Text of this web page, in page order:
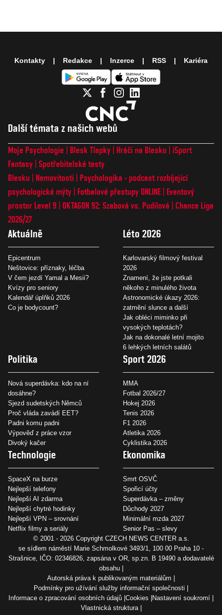
Další témata z našich webů
Moje Psychologie Blesk Tlapky Hráči na Blesku
iSport
Fantasy Spotřebitelské testy
Blesku
Nemovitosti
Psychologika - podcast rozbíjející
psychologické mýty
Fotbalové přestupy ONLINE
Eventový
prostor Level 9 OKTAGON 92: Szabová vs. Pudilová
Chance Liga
2026/27
Aktuálně
Epicentrum
Neštovice: příznaky, léčba
V čem jezdí Yamal a Mesii?
Kvízy pro seniory
Kalendář úplňků 2026
Co je bodycount?
Léto 2026
Karlovarský filmový festival
2026
Znamení, že jste potkali
někoho z minulého života
Astronomické úkazy 2026:
zatmění slunce a další
Jak obléci miminko při
vysokých teplotách?
Jak na dokonalé letní mojito
6 lehkých letních salátů
Politika
Nová superdávka: kdo na ní
dosáhne?
Sjezd sudetských Němců
Proč vláda zavádí EET?
Padni komu padni
Výpověď z práce vzor
Divoký kačer
Sport 2026
MMA
Fotbal 2026/27
Hokej 2026
Tenis 2026
F1 2026
Atletika 2026
Cyklistika 2026
Technologie
SpaceX na burze
Nejlepší telefony
Nejlepší AI zdarma
Nejlepší chytré hodinky
Nejlepší VPN – srovnání
Netflix filmy a seriály
Ekonomika
Smrt OSVČ
Spořicí účty
Superdávka – změny
Důchody 2027
Minimální mzda 2027
Senior Pas – slevy
Kontakty Redakce Inzerce RSS Kariéra
© 2001 - 2026 Copyright CZECH NEWS CENTER a.s.
se sídlem náměstí Marie Schmolkové 3493/1, 100 00 Praha 10 -
Strašnice, IČO: 02346826, zapsána v OR, sp.zn. B 19490 a dodavatelé
obsahu
Autorská práva k publikovaným materiálům
Podmínky pro užívání služby informační společnosti
Informace o zpracování osobních údajů Cookies Nastavení soukromí
Vlastnická struktura